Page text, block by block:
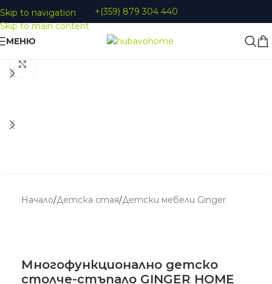
Skip to navigation
Skip to main content
+(359) 879 304 440
МЕНЮ
Начало/Детскa стая/Детски мебели Ginger
Многофункционално детско
столче-стъпало GINGER HOME